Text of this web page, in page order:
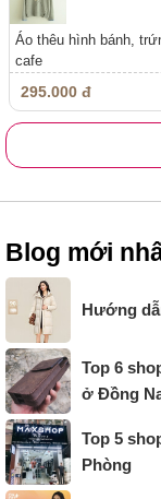
Áo thêu hình bánh,
cafe
295.000 đ
Blog mới
Hướng
Top 6
ở Đồng
Top 5
Phòng